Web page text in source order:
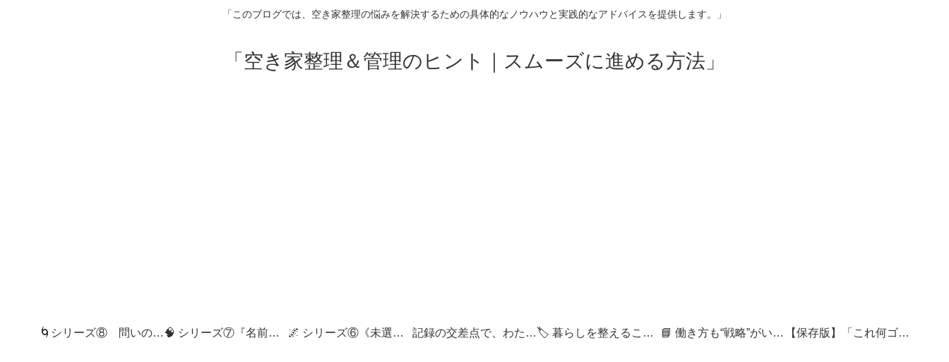
「このブログでは、空き家整理の悩みを解決するための具体的なノウハウと実践的なアドバイスを提供します。」
「空き家整理＆管理のヒント｜スムーズに進める方法」
🌀シリーズ⑧ 問いの狭間へ：記録社会とMemory Diveの世界へようこそ 🧠 シリーズ⑦『名前のない記憶』 🌌 シリーズ⑥《未選択の編集点》 記録の交差点で、わたしを編みなおす 🏷 暮らしを整えることは、未来を編むこと 📘 働き方も“戦略”がいる──セカンドキャリアを組み直す50代の記録 【保存版】「これ何ゴミ？」で迷ったら｜捨てづらさをスコアで見える化する処分ガイド